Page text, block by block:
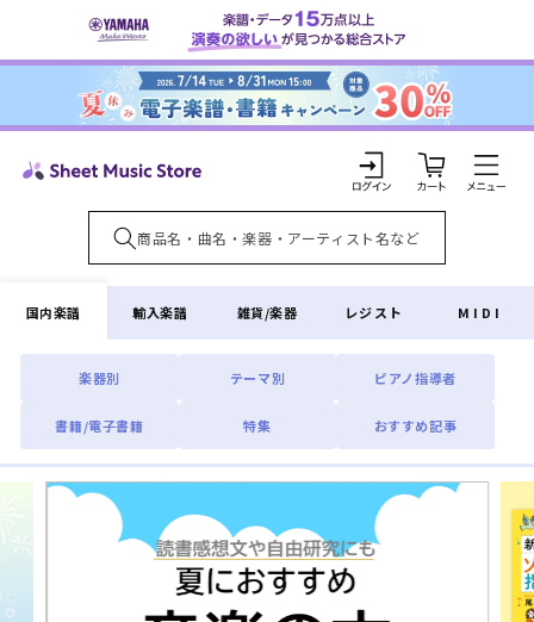
ンツに
ロ
グ
イ
ン
カ
ー
ト
国内楽譜
楽器別 テーマ別 ピアノ指導者
書籍/電子書籍 特集 おすすめ記事
輸入楽譜 雑貨/楽器 レジスト MIDI